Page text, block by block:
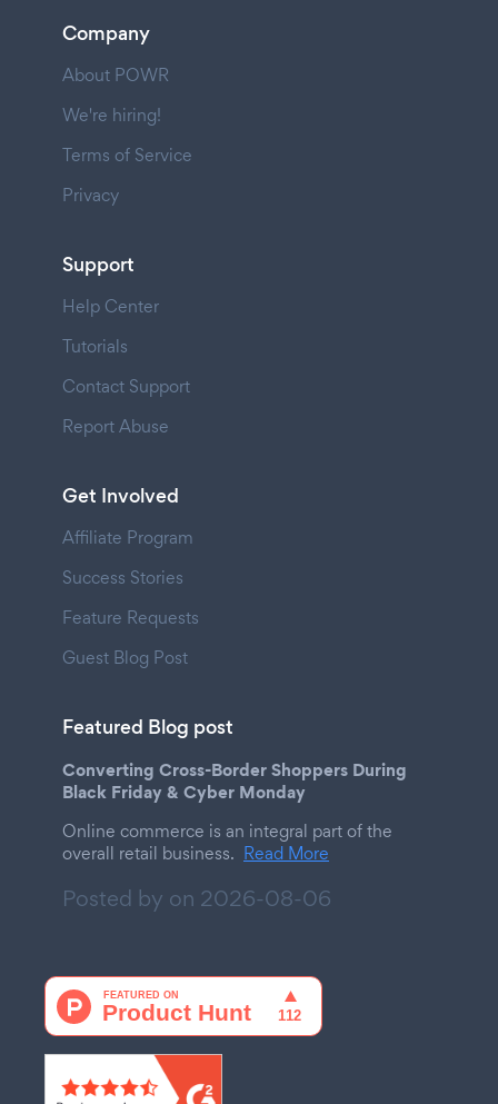
Company
About POWR
We're hiring!
Terms of Service
Privacy
Support
Help Center
Tutorials
Contact Support
Report Abuse
Get Involved
Affiliate Program
Success Stories
Feature Requests
Guest Blog Post
Featured Blog post
Converting Cross-Border Shoppers During
Black Friday & Cyber Monday
Online commerce is an integral part of the
overall retail business. Read More
Posted by on 2026-08-06